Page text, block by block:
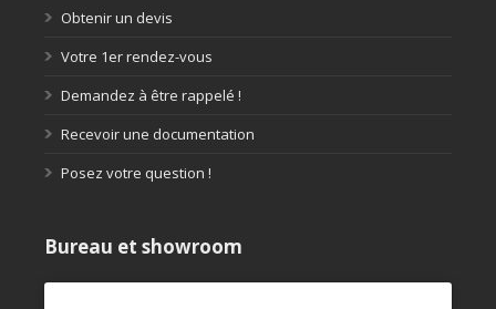
Obtenir un devis
Votre 1er rendez-vous
Demandez à être rappelé !
Recevoir une documentation
Posez votre question !
Bureau et showroom